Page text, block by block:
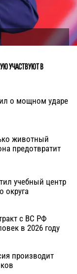
УЧАСТВУЮТ В
о мощном ударе
животный
предотвратит
учебный центр
округа
с ВС РФ
в 2026 году
производит